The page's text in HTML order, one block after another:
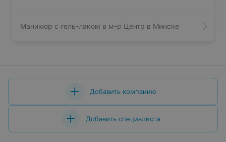
Маникюр с гель-лаком в м-р Центр в Минске
Добавить компанию
Добавить специалиста